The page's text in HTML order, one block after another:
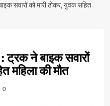
सवारों को मारी ठोकर, युवक सहित
ट्रक ने बाइक सवारों
महिला की मौत
0